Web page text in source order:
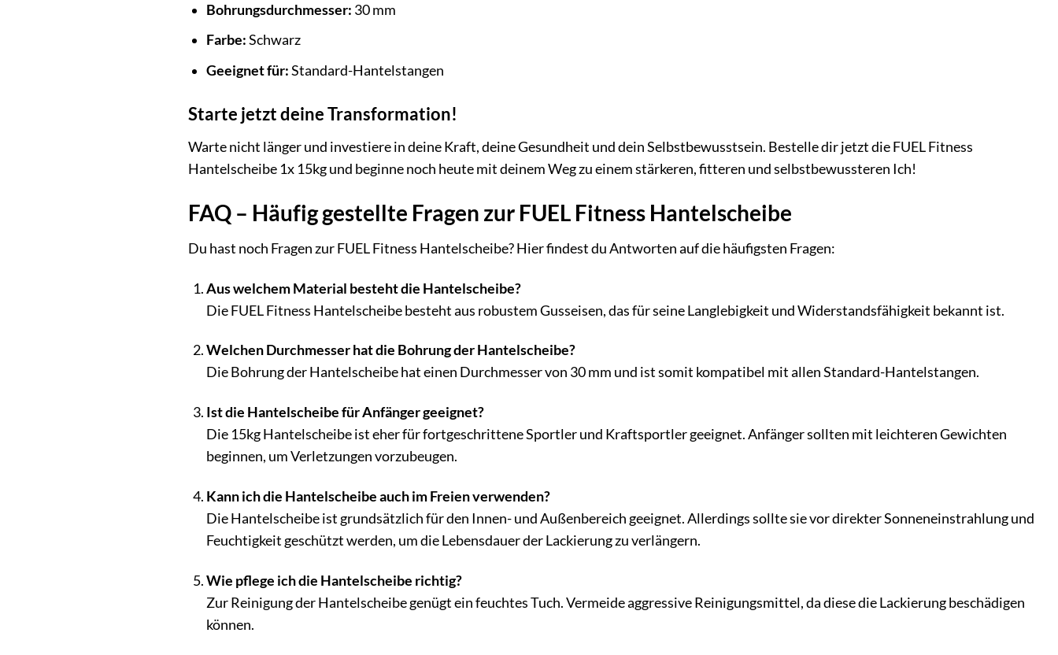
Bohrungsdurchmesser: 30 mm
Farbe:Schwarz
Geeignet für:Standard-Hantelstangen
Starte jetzt deine Transformation!
Warte nicht länger und investiere in deine Kraft, deine Gesundheit und dein Selbstbewusstsein. Bestelle dir jetzt die FUEL Fitness
Hantelscheibe 1x 15kg und beginne noch heute mit deinem Weg zu einem stärkeren, fitteren und selbstbewussteren Ich!
FAQ – Häufig gestellte Fragen zur FUEL Fitness Hantelscheibe
Du hast noch Fragen zur FUEL Fitness Hantelscheibe? Hier findest du Antworten auf die häufigsten Fragen:
Aus welchem Material besteht die Hantelscheibe?
Die FUEL Fitness Hantelscheibe besteht aus robustem Gusseisen, das für seine Langlebigkeit und Widerstandsfähigkeit bekannt ist.
Welchen Durchmesser hat die Bohrung der Hantelscheibe?
Die Bohrung der Hantelscheibe hat einen Durchmesser von 30 mm und ist somit kompatibel mit allen Standard-Hantelstangen.
Ist die Hantelscheibe für Anfänger geeignet?
Die 15kg Hantelscheibe ist eher für fortgeschrittene Sportler und Kraftsportler geeignet. Anfänger sollten mit leichteren Gewichten
beginnen, um Verletzungen vorzubeugen.
Kann ich die Hantelscheibe auch im Freien verwenden?
Die Hantelscheibe ist grundsätzlich für den Innen- und Außenbereich geeignet. Allerdings sollte sie vor direkter Sonneneinstrahlung und
Feuchtigkeit geschützt werden, um die Lebensdauer der Lackierung zu verlängern.
Wie pflege ich die Hantelscheibe richtig?
Zur Reinigung der Hantelscheibe genügt ein feuchtes Tuch. Vermeide aggressive Reinigungsmittel, da diese die Lackierung beschädigen
können.